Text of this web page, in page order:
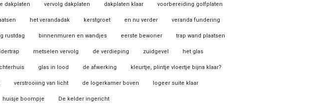
dakplaten vervolg dakplaten dakplaten klaar voorbereiding golfplaten
het verandadak kerstgroet en nu verder veranda fundering
rustdag binnenmuren en wandjes eerste bewoner trap wand plaatsen
metselen vervolg de verdieping zuidgevel het glas
glas in lood de afwerking kleurtje, plintje vloertje bijna klaar?
verstrooiing van licht de logerkamer boven logeer suite klaar
huisje boompje De kelder ingericht